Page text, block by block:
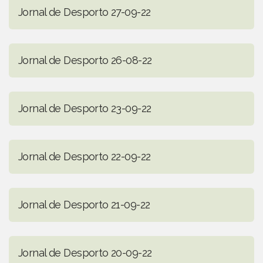
Jornal de Desporto 27-09-22
Jornal de Desporto 26-08-22
Jornal de Desporto 23-09-22
Jornal de Desporto 22-09-22
Jornal de Desporto 21-09-22
Jornal de Desporto 20-09-22